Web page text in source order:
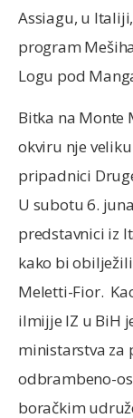
Assiagu, u
program
Logu pod
Bitka na Monte
okviru nje
pripadnici
U subotu 6.
predstavnici iz
kako bi
Meletti-Fior.
ilmijje IZ u BiH
ministarstva za
odbrambeno-
boračkim